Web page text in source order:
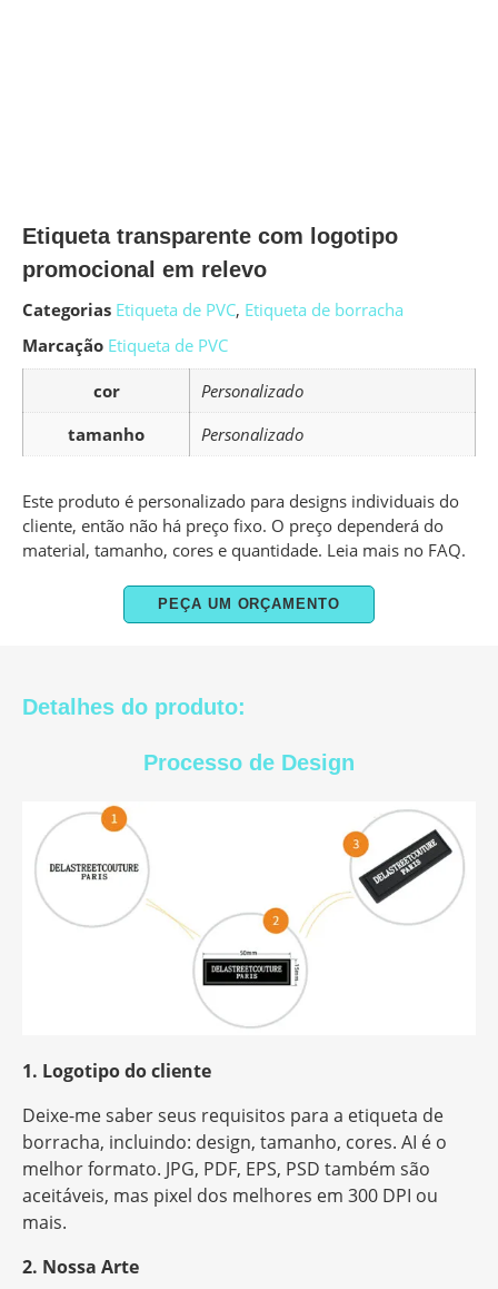
Etiqueta transparente com logotipo
promocional em relevo
Categorias Etiqueta de PVC, Etiqueta de borracha
Marcação Etiqueta de PVC
cor
Personalizado
tamanho
Personalizado
Este produto é personalizado para designs individuais do
cliente, então não há preço fixo. O preço dependerá do
material, tamanho, cores e quantidade. Leia mais no FAQ.
PEÇA UM ORÇAMENTO
Detalhes do produto:
Processo de Design
1. Logotipo do cliente
Deixe-me saber seus requisitos para a etiqueta de
borracha, incluindo: design, tamanho, cores. AI é o
melhor formato. JPG, PDF, EPS, PSD também são
aceitáveis, mas pixel dos melhores em 300 DPI ou
mais.
2. Nossa Arte